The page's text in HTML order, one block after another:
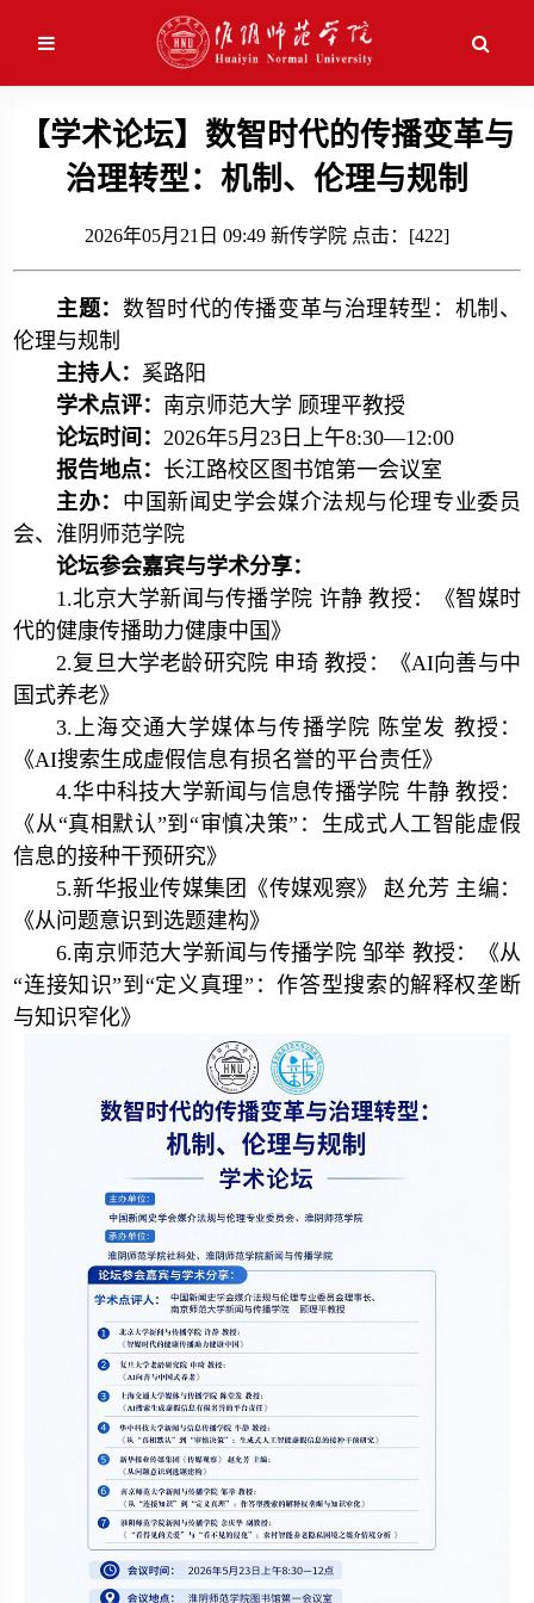
应用维护中！
【学术论坛】数智时代的传播变革与
治理转型：机制、伦理与规制
2026年05月21日 09:49 新传学院 点击：[422]
主题： 数智时代的传播变革与治理转型：机制、
伦理与规制
主持人： 奚路阳
学术点评： 南京师范大学 顾理平教授
论坛时间：2026年5月23日上午8:30—12:00
报告地点： 长江路校区图书馆第一会议室
主办： 中国新闻史学会媒介法规与伦理专业委员
会、淮阴师范学院
论坛参会嘉宾与学术分享：
1.北京大学新闻与传播学院 许静 教授：《智媒时
代的健康传播助力健康中国》
2.复旦大学老龄研究院 申琦 教授：《AI向善与中
国式养老》
3.上海交通大学媒体与传播学院 陈堂发 教授：
《AI搜索生成虚假信息有损名誉的平台责任》
4.华中科技大学新闻与信息传播学院 牛静 教授：
《从“真相默认”到“审慎决策”：生成式人工智能虚假
信息的接种干预研究》
5.新华报业传媒集团《传媒观察》 赵允芳 主编：
《从问题意识到选题建构》
6.南京师范大学新闻与传播学院 邹举 教授：《从
“连接知识”到“定义真理”：作答型搜索的解释权垄断
与知识窄化》